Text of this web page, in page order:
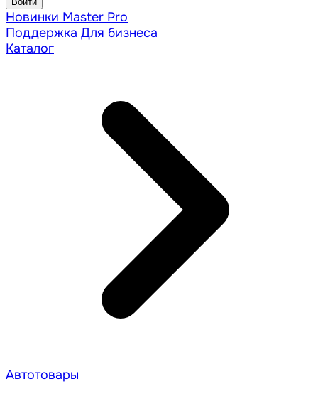
Новинки Master Pro
Поддержка Для бизнеса
Каталог
Автотовары